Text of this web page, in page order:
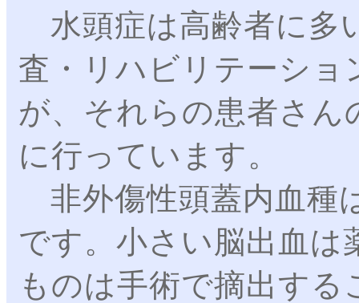
水頭症は高齢者に多
査・リハビリテーショ
が、それらの患者さん
に行っています。
非外傷性頭蓋内血種
です。小さい脳出血は
ものは手術で摘出す